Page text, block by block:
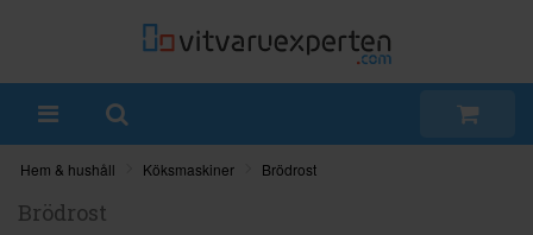
Hem & hushåll Köksmaskiner Brödrost
Brödrost